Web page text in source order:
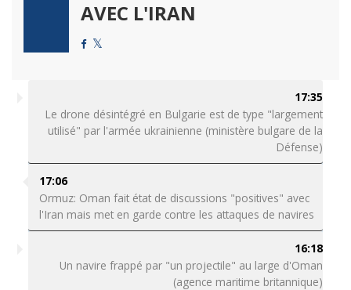
AVEC L'IRAN
17:35
Le drone désintégré en Bulgarie est de type "largement
utilisé" par l'armée ukrainienne (ministère bulgare de la
Défense)
17:06
Ormuz: Oman fait état de discussions "positives" avec
l'Iran mais met en garde contre les attaques de navires
16:18
Un navire frappé par "un projectile" au large d'Oman
(agence maritime britannique)